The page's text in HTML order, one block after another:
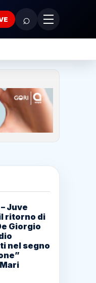
⌕
Juve
ritorno di
Giorgio
nel segno